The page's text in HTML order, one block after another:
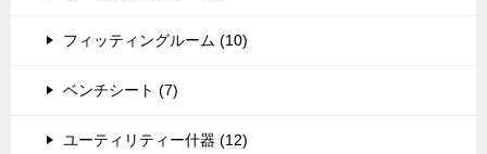
フィッティングルーム (10)
ベンチシート (7)
ユーティリティー什器 (12)